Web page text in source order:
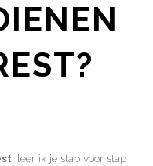
' leer ik je stap voor stap